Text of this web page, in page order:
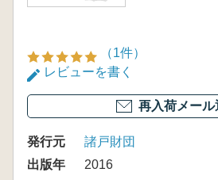
（1件）
レビューを書く
再入荷メール
発行元
諸戸財団
出版年
2016